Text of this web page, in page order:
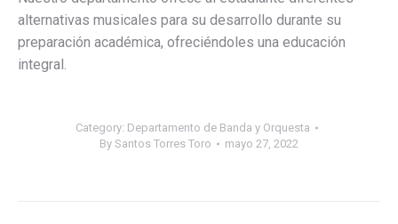
alternativas musicales para su desarrollo durante su
preparación académica, ofreciéndoles una educación
integral.
Category: Departamento de Banda y Orquesta
By Santos Torres Toro mayo 27, 2022